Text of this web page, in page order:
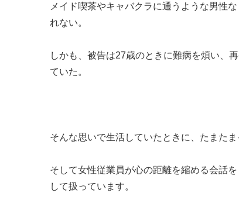
メイド喫茶やキャバクラに通うような男性
れない。
しかも、被告は27歳のときに難病を煩い、
ていた。
そんな思いで生活していたときに、たまた
そして女性従業員が心の距離を縮める会話
して扱っています。